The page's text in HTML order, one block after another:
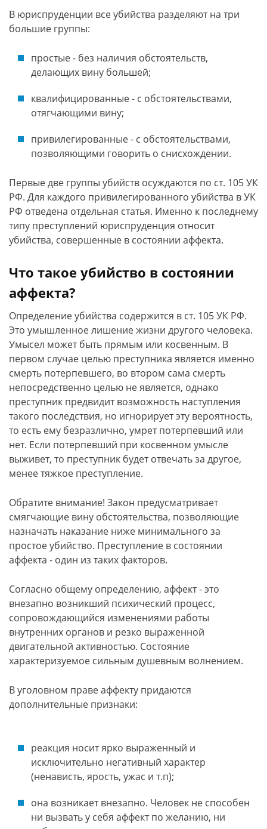
В юриспруденции все убийства разделяют на три
большие группы:
простые - без наличия обстоятельств,
делающих вину большей;
квалифицированные - с обстоятельствами,
отягчающими вину;
привилегированные - с обстоятельствами,
позволяющими говорить о снисхождении.
Первые две группы убийств осуждаются по ст. 105 УК
РФ. Для каждого привилегированного убийства в УК
РФ отведена отдельная статья. Именно к последнему
типу преступлений юриспруденция относит
убийства, совершенные в состоянии аффекта.
Что такое убийство в состоянии
аффекта?
Определение убийства содержится в ст. 105 УК РФ.
Это умышленное лишение жизни другого человека.
Умысел может быть прямым или косвенным. В
первом случае целью преступника является именно
смерть потерпевшего, во втором сама смерть
непосредственно целью не является, однако
преступник предвидит возможность наступления
такого последствия, но игнорирует эту вероятность,
то есть ему безразлично, умрет потерпевший или
нет. Если потерпевший при косвенном умысле
выживет, то преступник будет отвечать за другое,
менее тяжкое преступление.
Обратите внимание! Закон предусматривает
смягчающие вину обстоятельства, позволяющие
назначать наказание ниже минимального за
простое убийство. Преступление в состоянии
аффекта - один из таких факторов.
Согласно общему определению, аффект - это
внезапно возникший психический процесс,
сопровождающийся изменениями работы
внутренних органов и резко выраженной
двигательной активностью. Состояние
характеризуемое сильным душевным волнением.
В уголовном праве аффекту придаются
дополнительные признаки:
реакция носит ярко выраженный и
исключительно негативный характер
(ненависть, ярость, ужас и т.п);
она возникает внезапно. Человек не способен
ни вызвать у себя аффект по желанию, ни